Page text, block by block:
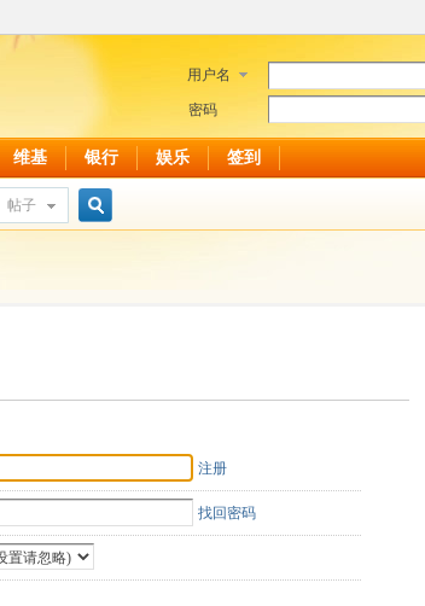
用户名
密码
维基 银行 娱乐 签到
帖子
注册
找回密码